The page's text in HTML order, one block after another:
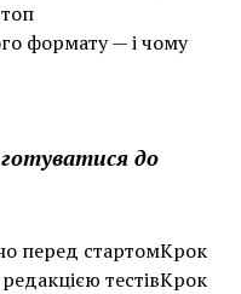
формату — і чому
до
перед стартомКрок
тестівКрок